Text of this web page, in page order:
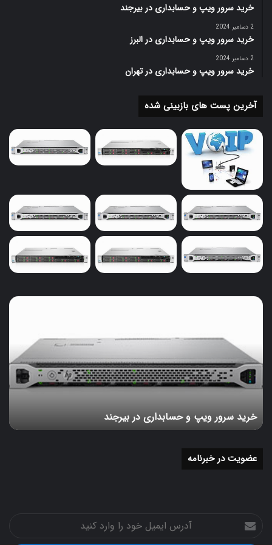
برای
خرید روتر سیسکومی توانید از شرکت دوبرکا اقدام
نمایید.
پیشنهاد مطالعه بیشتر: سوئیچ شبکه چیست
خرید سرور ویپ و حسابداری در بیرجند
2 دسامبر 2024
خرید سرور ویپ و حسابداری در البرز
2 دسامبر 2024
خرید سرور ویپ و حسابداری در تهران
آخرین پست های بازبینی شده
خرید
حسابداری
در
بیرجند
خرید سرور ویپ و حسابداری در بیرجند
عضویت در خبرنامه
آدرس
ایمیل